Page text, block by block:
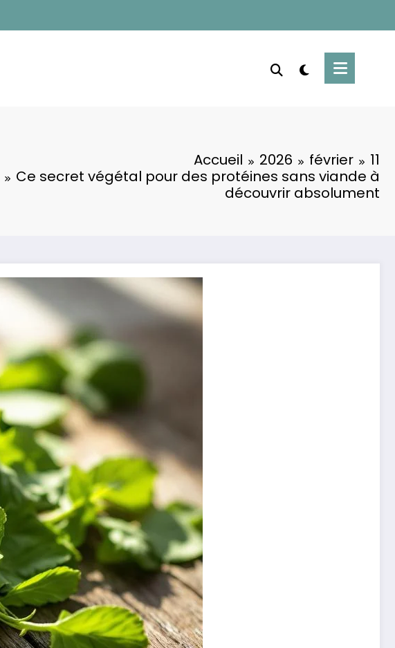
Accueil 2026 février
11
Ce secret végétal pour des protéines sans viande à
découvrir absolument